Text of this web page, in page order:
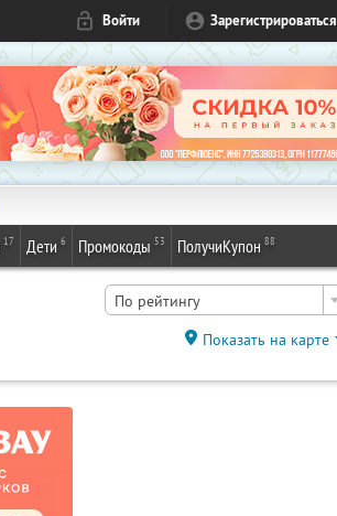
Войти Зарегистрироваться
17 Дети 6 Промокоды 53 ПолучиКупон 88
По рейтингу
Показать на карте